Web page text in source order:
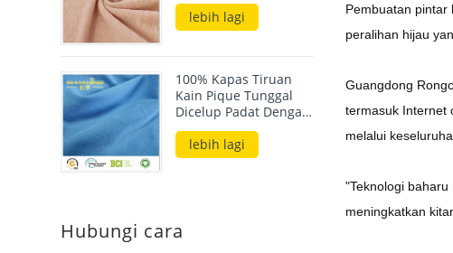
Pembuatan pintar
peralihan hijau
Guangdong
termasuk Internet
melalui
"Teknologi
meningkatkan
lebih lagi
100% Kapas Tiruan
Kain Pique Tunggal
Dicelup Padat Dengan
Perasaan Tangan
Kapas
lebih lagi
Hubungi cara